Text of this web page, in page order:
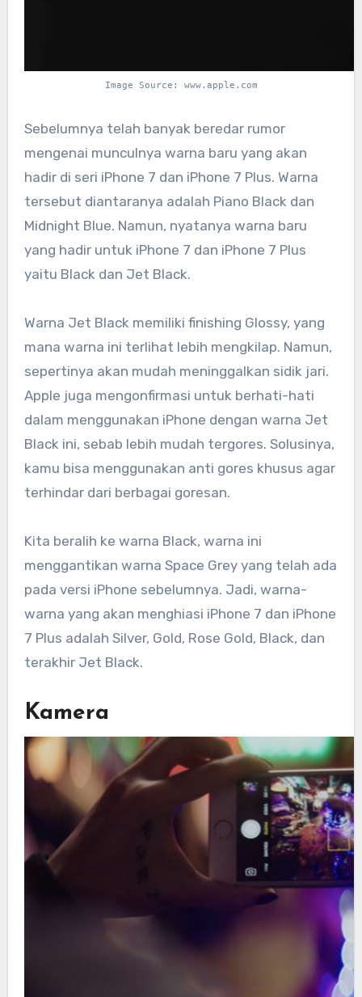
Image Source: www.apple.com
Sebelumnya telah banyak beredar rumor
mengenai munculnya warna baru yang akan
hadir di seri iPhone 7 dan iPhone 7 Plus. Warna
tersebut diantaranya adalah Piano Black dan
Midnight Blue. Namun, nyatanya warna baru
yang hadir untuk iPhone 7 dan iPhone 7 Plus
yaitu Black dan Jet Black.
Warna Jet Black memiliki finishing Glossy, yang
mana warna ini terlihat lebih mengkilap. Namun,
sepertinya akan mudah meninggalkan sidik jari.
Apple juga mengonfirmasi untuk berhati-hati
dalam menggunakan iPhone dengan warna Jet
Black ini, sebab lebih mudah tergores. Solusinya,
kamu bisa menggunakan anti gores khusus agar
terhindar dari berbagai goresan.
Kita beralih ke warna Black, warna ini
menggantikan warna Space Grey yang telah ada
pada versi iPhone sebelumnya. Jadi, warna-
warna yang akan menghiasi iPhone 7 dan iPhone
7 Plus adalah Silver, Gold, Rose Gold, Black, dan
terakhir Jet Black.
Kamera